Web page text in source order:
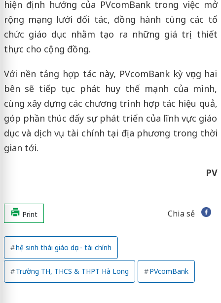
hiện định hướng của PVcomBank trong việc mở
rộng mạng lưới đối tác, đồng hành cùng các tổ
chức giáo dục nhằm tạo ra những giá trị thiết
thực cho cộng đồng.
Với nền tảng hợp tác này, PVcomBank kỳ vọng hai
bên sẽ tiếp tục phát huy thế mạnh của mình,
cùng xây dựng các chương trình hợp tác hiệu quả,
góp phần thúc đẩy sự phát triển của lĩnh vực giáo
dục và dịch vụ tài chính tại địa phương trong thời
gian tới.
PV
Print Chia sẻ
hệ sinh thái giáo dục - tài chính
Trường TH, THCS & THPT Hà Long PVcomBank